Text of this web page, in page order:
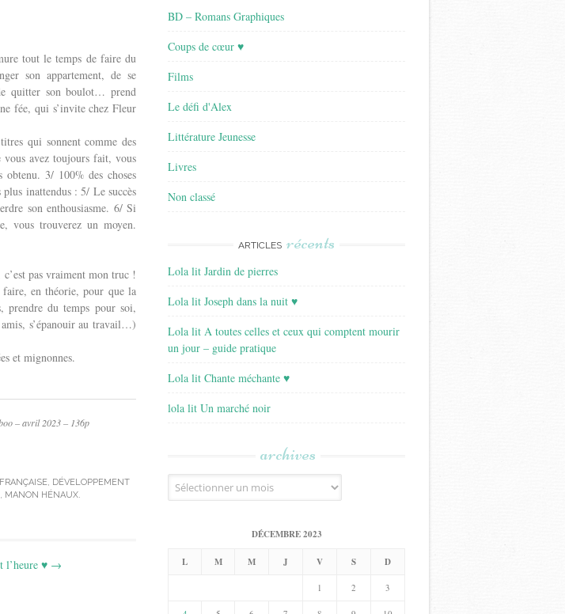
tout le temps de faire du
son appartement, de se
quitter son boulot… prend
fée, qui s’invite chez Fleur
qui sonnent comme des
vous avez toujours fait, vous
obtenu. 3/ 100% des choses
plus inattendus : 5/ Le succès
son enthousiasme. 6/ Si
vous trouverez un moyen.
pas vraiment mon truc !
en théorie, pour que la
prendre du temps pour soi,
s’épanouir au travail…)
et mignonnes.
– avril 2023 – 136p
, DÉVELOPPEMENT
, MANON HÉNAUX.
♥ →
BD – Romans Graphiques
Coups de cœur ♥
Films
Le défi d'Alex
Littérature Jeunesse
Livres
Non classé
ARTICLES récents
Lola lit Jardin de pierres
Lola lit Joseph dans la nuit ♥
Lola lit A toutes celles et ceux qui comptent mourir
un jour – guide pratique
Lola lit Chante méchante ♥
lola lit Un marché noir
archives
Archives
DÉCEMBRE 2023
L M M J V S D
1 2 3